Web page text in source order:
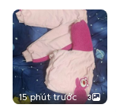
15 phút trước 3